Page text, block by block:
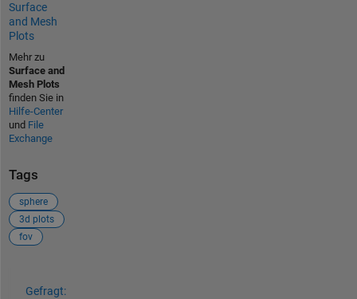
Surface
and Mesh
Plots
Mehr zu
Surface and
Mesh Plots
finden Sie in
Hilfe-Center
und File
Exchange
Tags
sphere
3d plots
fov
Gefragt: